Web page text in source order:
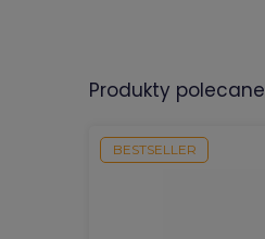
produkty polecane
BESTSELLER